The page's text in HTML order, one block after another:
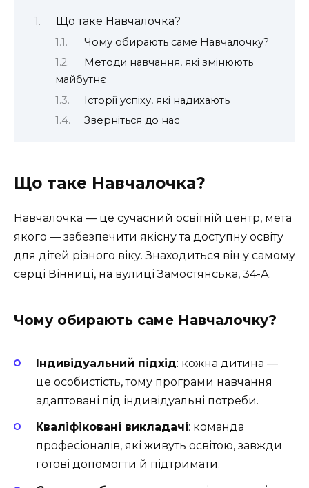
Що таке Навчалочка?
Чому обирають саме Навчалочку?
Методи навчання, які змінюють
майбутнє
Історії успіху, які надихають
Зверніться до нас
Що таке Навчалочка?
Навчалочка — це сучасний освітній центр, мета
якого — забезпечити якісну та доступну освіту
для дітей різного віку. Знаходиться він у самому
серці Вінниці, на вулиці Замостянська, 34-А.
Чому обирають саме Навчалочку?
Індивідуальний підхід: кожна дитина —
це особистість, тому програми навчання
адаптовані під індивідуальні потреби.
Кваліфіковані викладачі: команда
професіоналів, які живуть освітою, завжди
готові допомогти й підтримати.